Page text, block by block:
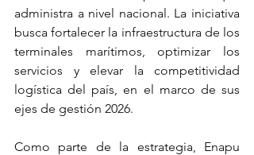
administra a nivel nacional. La iniciativa
busca fortalecer la infraestructura de los
terminales marítimos, optimizar los
servicios y elevar la competitividad
logística del país, en el marco de sus
ejes de gestión 2026.
Como parte de la estrategia, Enapu